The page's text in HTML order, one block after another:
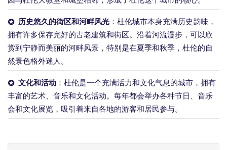
历史悠久的街区和河畔风光：杜伦城市本身充满历史韵味，
拥有许多保存完好的古老建筑和街区。沿着河流漫步，可以欣
赏到宁静而美丽的河畔风景，特别是在夏季和秋季，杜伦的自
然景色格外迷人。
文化和活动：杜伦是一个充满活力和文化气息的城市，拥有
丰富的艺术、音乐和文化活动。每年都会举办各种节日、音乐
会和文化展览，吸引着来自各地的游客和居民参与。